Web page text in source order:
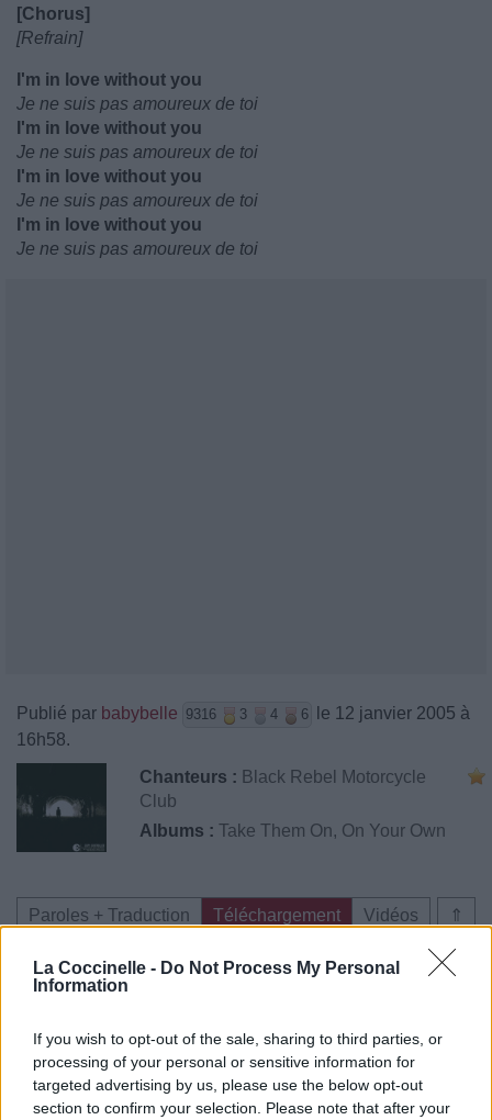
La Coccinelle - Do Not Process My Personal
Information
If you wish to opt-out of the sale, sharing to third parties, or
processing of your personal or sensitive information for
targeted advertising by us, please use the below opt-out
section to confirm your selection. Please note that after your
[Chorus]
[Refrain]
I'm in love without you
Je ne suis pas amoureux de toi
I'm in love without you
Je ne suis pas amoureux de toi
I'm in love without you
Je ne suis pas amoureux de toi
I'm in love without you
Je ne suis pas amoureux de toi
Publié par babybelle 9316 3 4 6
le 12 janvier 2005 à
16h58.
Chanteurs : Black Rebel Motorcycle
Club
Albums : Take Them On, On Your Own
⇑
Paroles + Traduction Téléchargement
Vidéos
Pour prolonger le plaisir musical :
Vous aimez chanter, apprenez la guitare chez